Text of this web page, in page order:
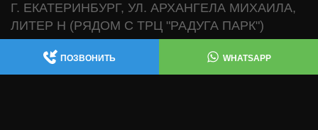
ПОЗВОНИТЬ WHATSAPP
Г. ЕКАТЕРИНБУРГ, УЛ. АРХАНГЕЛА МИХАИЛА,
ЛИТЕР Н (РЯДОМ С ТРЦ "РАДУГА ПАРК")
АВТОСЕРВИС:
,
WHATSAPP
МАГАЗИН:
WHATSAPP